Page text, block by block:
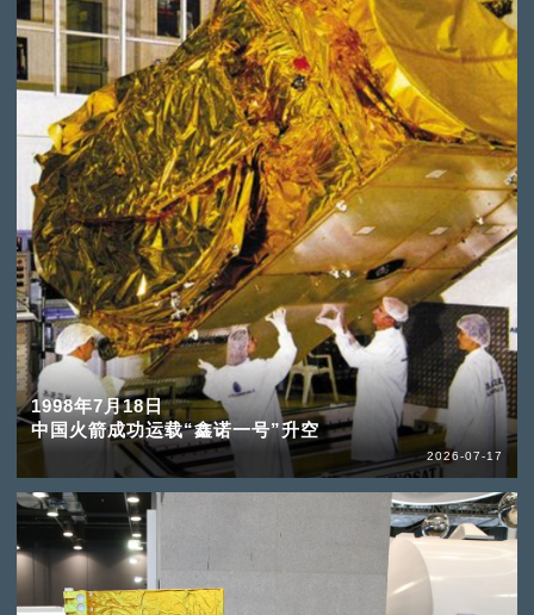
1998年7月18日
中国火箭成功运载“鑫诺一号”升空
2026-07-17